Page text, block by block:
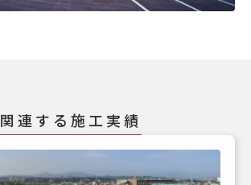
関連する施工実績